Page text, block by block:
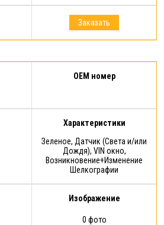
Заказать
OEM номер
Характеристики
Зеленое, Датчик (Света и/или
Дождя), VIN окно,
Возникновение+Изменение
Шелкографии
Изображение
0 фото